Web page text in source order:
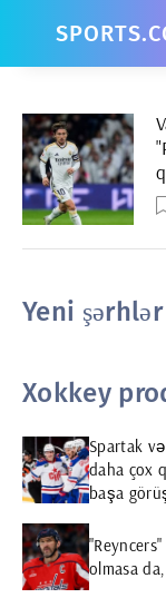
Yeni şərhlər
Xokkey
Spartak
daha çox
başa
olmasa